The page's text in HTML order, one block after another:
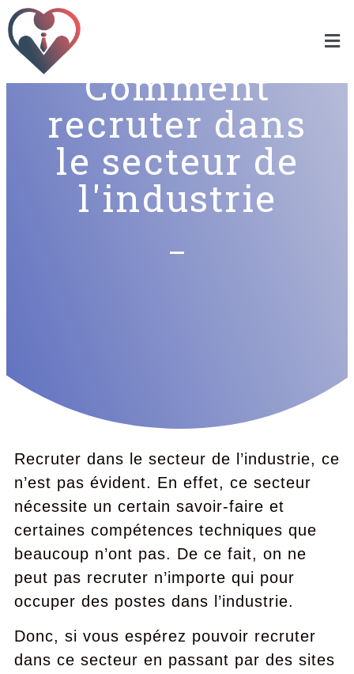
Comment
recruter dans
le secteur de
l'industrie
Recruter dans le secteur de l’industrie, ce
n’est pas évident. En effet, ce secteur
nécessite un certain savoir-faire et
certaines compétences techniques que
beaucoup n’ont pas. De ce fait, on ne
peut pas recruter n’importe qui pour
occuper des postes dans l’industrie.
Donc, si vous espérez pouvoir recruter
dans ce secteur en passant par des sites